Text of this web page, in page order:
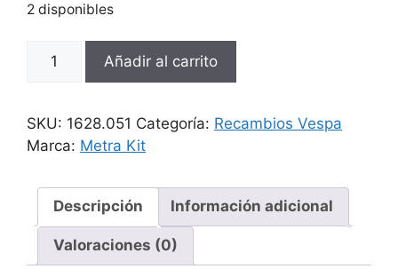
2 disponibles
Vespa
cantidad
Añadir al carrito
SKU: 1628.051 Categoría: Recambios Vespa
Marca: Metra Kit
Descripción Información adicional
Valoraciones (0)